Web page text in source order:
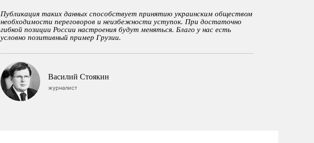
Публикация таких данных способствует принятию украинским обществом
необходимости переговоров и неизбежности уступок. При достаточно
гибкой позиции России настроения будут меняться. Благо у нас есть
условно позитивный пример Грузии.
Василий Стоякин
журналист